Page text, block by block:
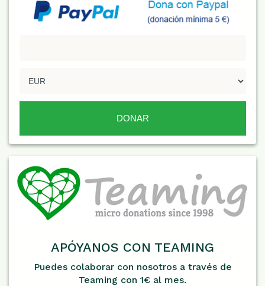
APÓYANOS CON TEAMING
Puedes colaborar con nosotros a través de
Teaming con 1€ al mes.